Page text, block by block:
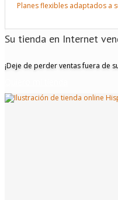
Planes flexibles adaptados a
Su tienda en Internet
¡Deje de perder ventas fuera de